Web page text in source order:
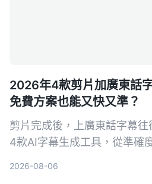
2026年4款剪片加廣東話
免費方案也能又快又準？
剪片完成後，上廣東話字幕往
4款AI字幕生成工具，從準確
2026-08-06